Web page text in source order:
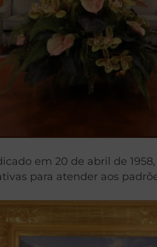
em 20 de abril de 1958,
para atender aos